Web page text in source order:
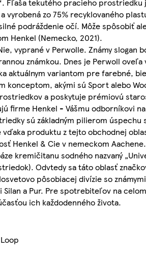
vyrobená zo 75% recyklovaného
podráždenie očí. Môže spôsobiť
Henkel (Nemecko, 2021).
vyprané v Perwolle. Známy slogan
známkou. Dnes je Perwoll
aktuálnym variantom pre farebné,
konceptom, akými sú Sport alebo
a poskytuje prémiovú
firme Henkel - Vášmu odborníkovi
sú základným pilierom úspechu
produktu z tejto obchodnej
Henkel & Cie v nemeckom
kremičitanu sodného nazvaný
Odvtedy sa táto oblasť
pôsobiacej divízie so
a Pur. Pre spotrebiteľov na
ich každodenného života.